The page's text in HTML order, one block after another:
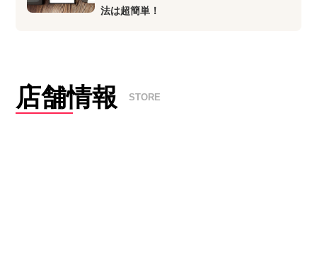
法は超簡単！
店舗情報 STORE